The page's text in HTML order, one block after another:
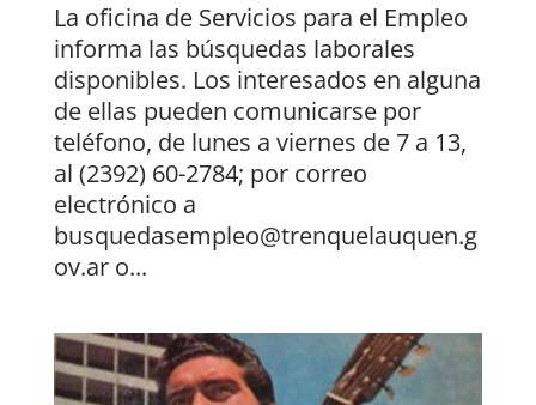
La oficina de Servicios para el Empleo
informa las búsquedas laborales
disponibles. Los interesados en alguna
de ellas pueden comunicarse por
teléfono, de lunes a viernes de 7 a 13,
al (2392) 60-2784; por correo
electrónico a
busquedasempleo@trenquelauquen.g
ov.ar o...